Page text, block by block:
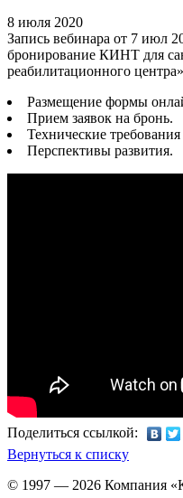
8 июля 2020
Запись вебинара от 7 июл
бронирование КИНТ для
реабилитационного
Размещение формы
Прием заявок на бронь.
Технические
Перспективы развития.
Поделиться ссылкой:
Вернуться к списку
© 1997 — 2026 Компания